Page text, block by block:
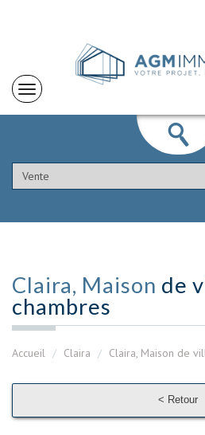
Vente
Claira, Maison de
chambres
Accueil Claira Claira, Maison de
< Retour